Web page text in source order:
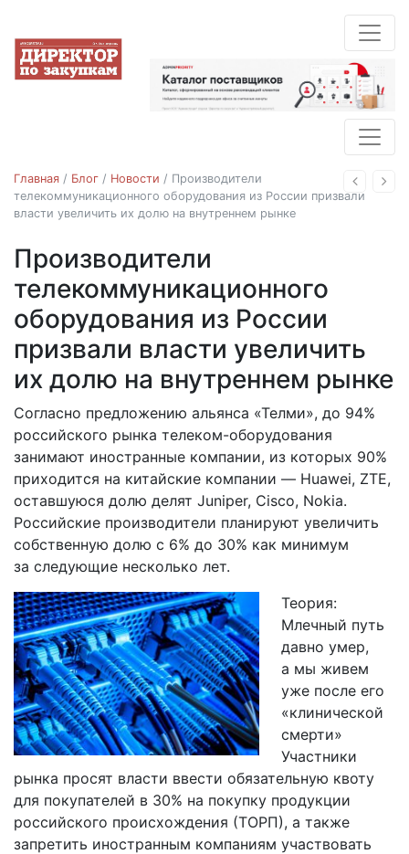
Назад
Главная / Блог / Новости / Производители
телекоммуникационного оборудования из России призвали
власти увеличить их долю на внутреннем рынке
Новости
Производители
телекоммуникационного
оборудования из России
призвали власти увеличить
их долю на внутреннем рынке
28.09.2018
Согласно предложению альянса «Телми», до 94%
российского рынка телеком-оборудования
занимают иностранные компании, из которых 90%
приходится на китайские компании — Huawei, ZTE,
оставшуюся долю делят Juniper, Cisco, Nokia.
Российские производители планируют увеличить
собственную долю с 6% до 30% как минимум
за следующие несколько лет.
Теория:
Млечный путь
давно умер,
а мы живем
уже после его
«клинической
смерти»
Участники
рынка просят власти ввести обязательную квоту
для покупателей в 30% на покупку продукции
российского происхождения (ТОРП), а также
запретить иностранным компаниям участвовать